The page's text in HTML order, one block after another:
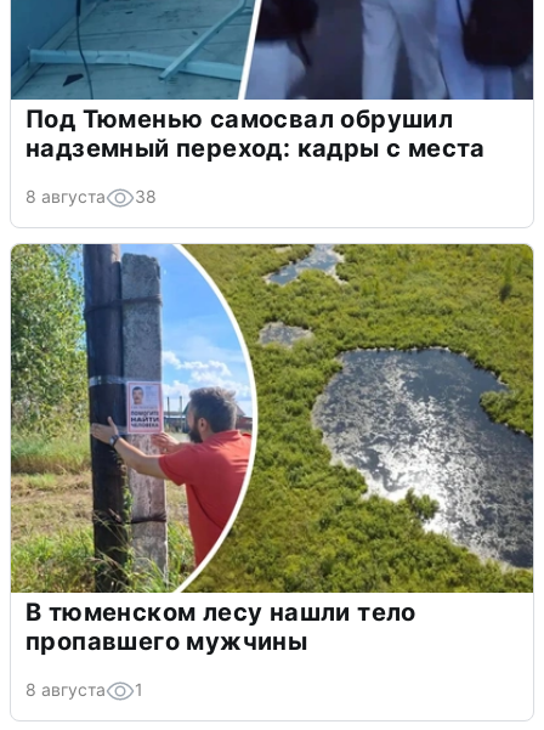
Под Тюменью самосвал обрушил
надземный переход: кадры с места
8 августа 38
В тюменском лесу нашли тело
пропавшего мужчины
8 августа 1